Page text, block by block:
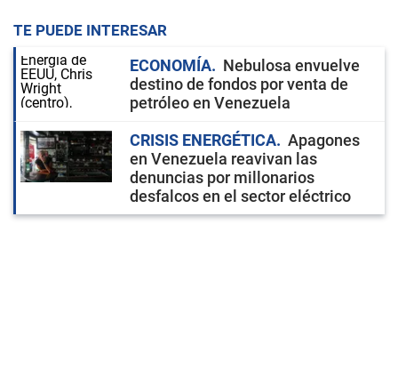
TE PUEDE INTERESAR
ECONOMÍA
Nebulosa envuelve
destino de fondos por venta de
petróleo en Venezuela
CRISIS ENERGÉTICA
Apagones
en Venezuela reavivan las
denuncias por millonarios
desfalcos en el sector eléctrico